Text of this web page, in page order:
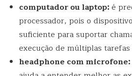
computador ou laptop:é
processador, pois o
suficiente para suportar
execução de múltiplas
headphone com